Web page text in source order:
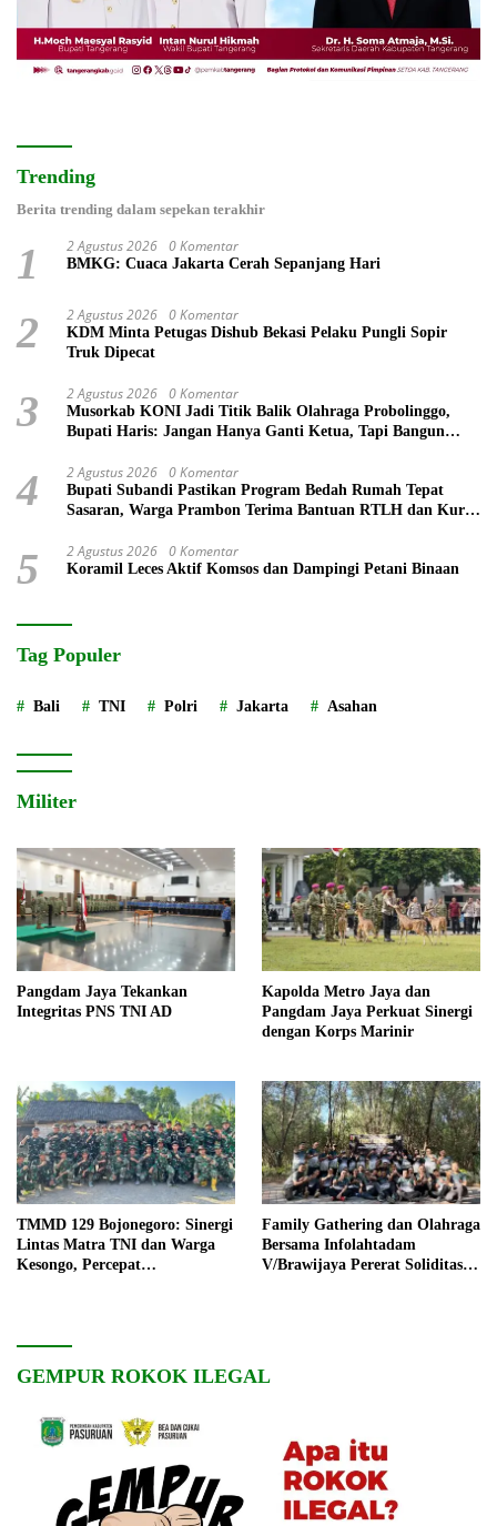
Trending
Berita trending dalam sepekan terakhir
1 2 Agustus 2026 0 Komentar
BMKG: Cuaca Jakarta Cerah Sepanjang Hari
2 2 Agustus 2026 0 Komentar
KDM Minta Petugas Dishub Bekasi Pelaku Pungli Sopir
Truk Dipecat
3 2 Agustus 2026 0 Komentar
Musorkab KONI Jadi Titik Balik Olahraga Probolinggo,
Bupati Haris: Jangan Hanya Ganti Ketua, Tapi Bangun
4 2 Agustus 2026 0 Komentar
Bupati Subandi Pastikan Program Bedah Rumah Tepat
Sasaran, Warga Prambon Terima Bantuan RTLH dan Kursi
5 2 Agustus 2026 0 Komentar
Koramil Leces Aktif Komsos dan Dampingi Petani Binaan
Tag Populer
Bali TNI Polri Jakarta Asahan
Militer
Pangdam Jaya Tekankan
Integritas PNS TNI AD
Kapolda Metro Jaya dan
Pangdam Jaya Perkuat Sinergi
dengan Korps Marinir
TMMD 129 Bojonegoro: Sinergi
Lintas Matra TNI dan Warga
Kesongo, Percepat
Family Gathering dan Olahraga
Bersama Infolahtadam
V/Brawijaya Pererat Soliditas
GEMPUR ROKOK ILEGAL